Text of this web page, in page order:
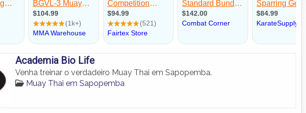
Academia Bio Life
Venha treinar o verdadeiro Muay Thai em Sapopemba.
Muay Thai em Sapopemba